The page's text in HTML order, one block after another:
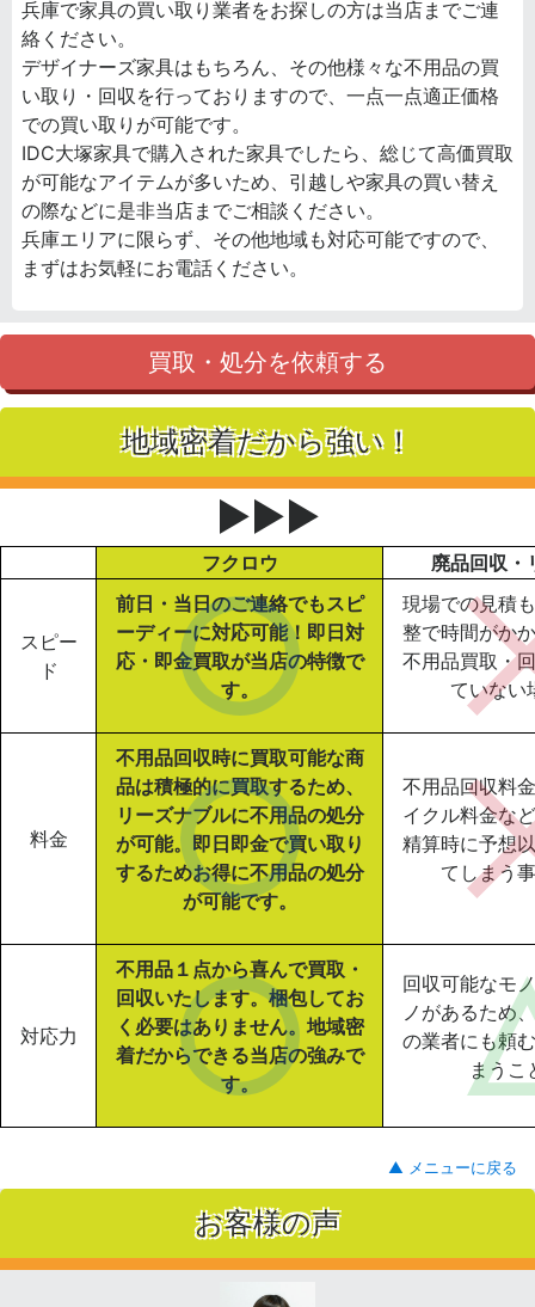
兵庫で家具の買い取り業者をお探しの方は当店までご連
絡ください。
デザイナーズ家具はもちろん、その他様々な不用品の買
い取り・回収を行っておりますので、一点一点適正価格
での買い取りが可能です。
IDC大塚家具で購入された家具でしたら、総じて高価買取
が可能なアイテムが多いため、引越しや家具の買い替え
の際などに是非当店までご相談ください。
兵庫エリアに限らず、その他地域も対応可能ですので、
まずはお気軽にお電話ください。
買取・処分を依頼する
地域密着だから強い！
▶▶▶
フクロウ 廃品回収・
スピー
ド
前日・当日のご連絡でもスピ
ーディーに対応可能！即日対
応・即金買取が当店の特徴で
す。
現場での見積
整で時間がか
不用品買取・
ていない
料金
不用品回収時に買取可能な商
品は積極的に買取するため、
リーズナブルに不用品の処分
が可能。即日即金で買い取り
するためお得に不用品の処分
が可能です。
不用品回収料
イクル料金な
精算時に予想
てしまう
対応力
不用品１点から喜んで買取・
回収いたします。梱包してお
く必要はありません。地域密
着だからできる当店の強みで
す。
回収可能なモ
ノがあるため
の業者にも頼
まうこ
▲ メニューに戻る
お客様の声